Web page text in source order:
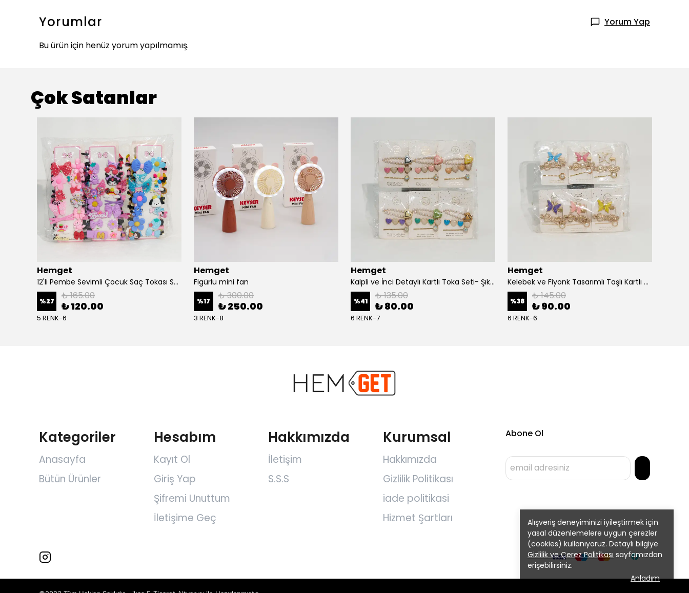
Alışveriş deneyiminizi iyileştirmek için
yasal düzenlemelere uygun çerezler
(cookies) kullanıyoruz. Detaylı bilgiye
Gizlilik ve Çerez Politikası sayfamızdan
erişebilirsiniz.
Anladım
Yorumlar
Yorum Yap
Bu ürün için henüz yorum yapılmamış.
Çok Satanlar
Hemget
12'li Pembe Sevimli Çocuk Saç Tokası Seti – Fiyonk, Çiçek, Hayvan Figürlü
%27 ₺ 165.00
₺ 120.00
5 RENK-6
Hemget
Figürlü mini fan
%17 ₺ 300.00
₺ 250.00
3 RENK-8
Hemget
Kalpli ve İnci Detaylı Kartlı Toka Seti- Şık ve Zarif Saç Aksesuarı
%41 ₺ 135.00
₺ 80.00
6 RENK-7
Hemget
Kelebek ve Fiyonk Tasarımlı Taşlı Kartlı Toka Seti- Şık Saç Aksesuarı
%38 ₺ 145.00
₺ 90.00
6 RENK-6
Kategoriler
Anasayfa
Bütün Ürünler
Hesabım
Kayıt Ol
Giriş Yap
Şifremi Unuttum
İletişime Geç
Hakkımızda
İletişim
S.S.S
Kurumsal
Hakkımızda
Gizlilik Politikası
iade politikasi
Hizmet Şartları
Abone Ol